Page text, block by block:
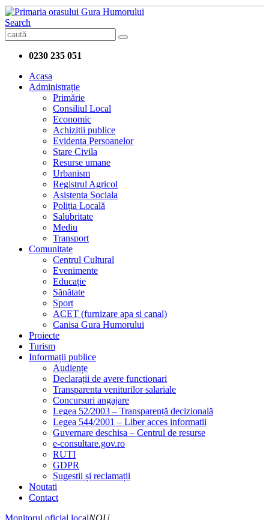
Search
0230 235 051
Acasa
Administrație
Primărie
Consiliul Local
Economic
Achizitii publice
Evidenta Persoanelor
Stare Civila
Resurse umane
Urbanism
Registrul Agricol
Asistenta Sociala
Poliția Locală
Salubritate
Mediu
Transport
Comunitate
Centrul Cultural
Evenimente
Educație
Sănătate
Sport
ACET (furnizare apa si canal)
Canisa Gura Humorului
Proiecte
Turism
Informații publice
Audiențe
Declarații de avere functionari
Transparenta veniturilor salariale
Concursuri angajare
Legea 52/2003 – Transparență decizională
Legea 544/2001 – Liber acces informatii
Guvernare deschisa – Centrul de resurse
e-consultare.gov.ro
RUTI
GDPR
Sugestii și reclamații
Noutati
Contact
Monitorul oficial localNOU